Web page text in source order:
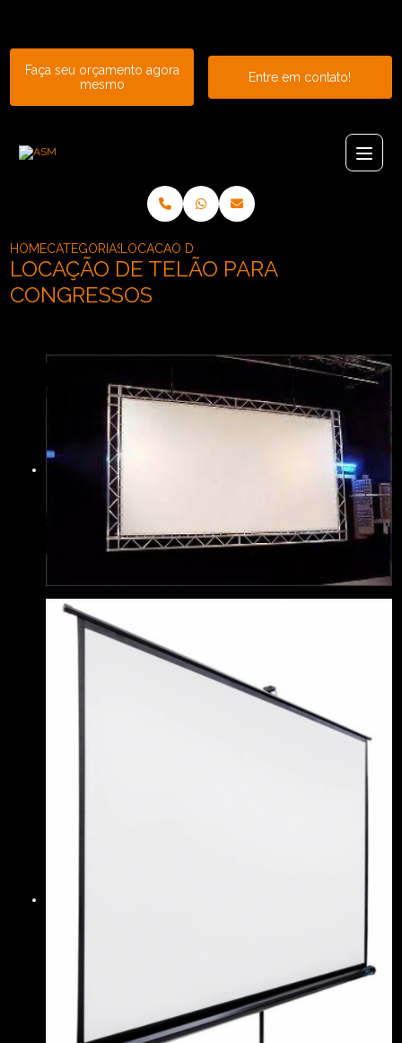
Faça seu orçamento agora
mesmo
Entre em contato!
HOMECATEGORIAS LOCACAO DE TELAO PARA CONGRESSOS
LOCAÇÃO DE TELÃO PARA
CONGRESSOS